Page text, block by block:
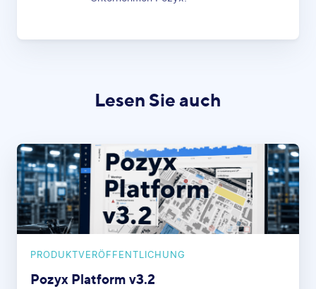
Lesen Sie auch
PRODUKTVERÖFFENTLICHUNG
Pozyx Platform v3.2